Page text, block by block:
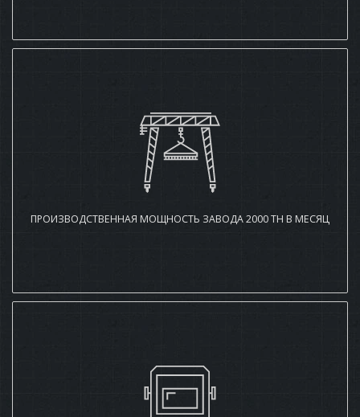
ПРОИЗВОДСТВЕННАЯ МОЩНОСТЬ ЗАВОДА 2000 ТН В МЕСЯЦ